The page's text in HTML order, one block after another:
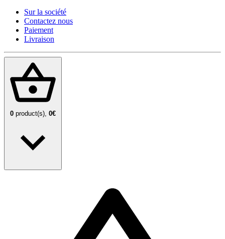
Sur la société
Contactez nous
Paiement
Livraison
0 product(s), 0€